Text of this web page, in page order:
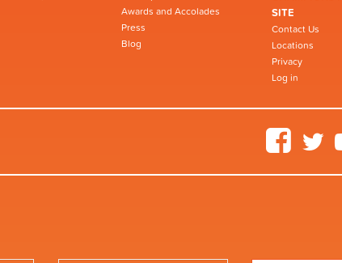
Awards and Accolades
Press
Blog
SITE
Contact Us
Locations
Privacy
Log in
Facebook